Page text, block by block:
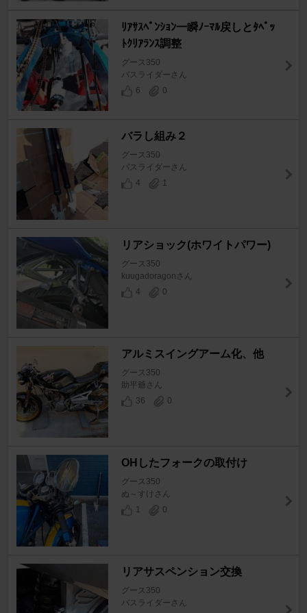
ﾘｱｻｽﾍﾟﾝｼｮﾝ一瞬ﾉｰﾏﾙ戻しとﾀﾍﾟｯ
ﾄｸﾘｱﾗﾝｽ調整
グース350
バスライダーさん
6
0
バラし組み２
グース350
バスライダーさん
4
1
リアショック(ホワイトパワー)
グース350
kuugadoragonさん
4
0
アルミスイングアーム化、他
グース350
助平爺さん
36
0
OHしたフォークの取付け
グース350
ぬ～すけさん
1
0
リアサスペンション交換
グース350
バスライダーさん